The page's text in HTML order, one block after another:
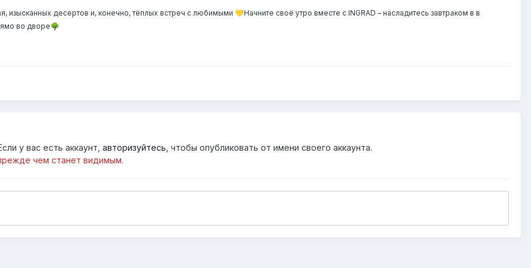
изысканных десертов и, конечно, тёплых встреч с любимыми 💛Начните своё утро вместе с INGRAD – насладитесь завтраком в в
во дворе🌳
у вас есть аккаунт, авторизуйтесь , чтобы опубликовать от имени своего аккаунта.
чем станет видимым.